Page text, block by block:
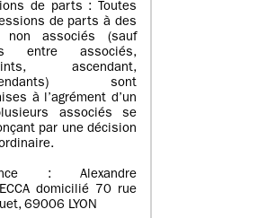
de parts : Toutes
de parts à des
non associés (sauf
entre associés,
ascendant,
sont
à l’agrément d’un
associés se
par une décision
: Alexandre
domicilié 70 rue
69006 LYON